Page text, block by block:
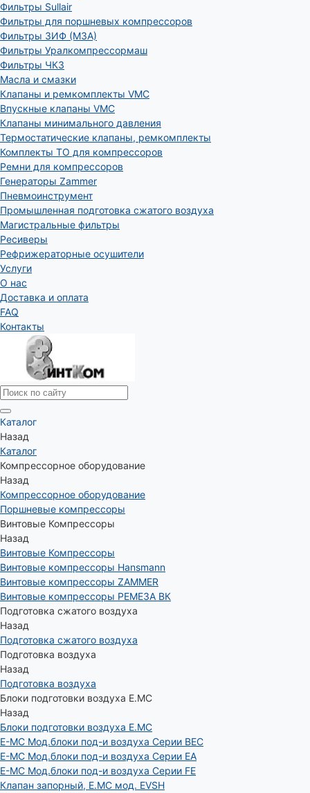
Фильтры Sullair
Фильтры для поршневых компрессоров
Фильтры ЗИФ (МЗА)
Фильтры Уралкомпрессормаш
Фильтры ЧКЗ
Масла и смазки
Клапаны и ремкомплекты VMC
Впускные клапаны VMC
Клапаны минимального давления
Термостатические клапаны, ремкомплекты
Комплекты ТО для компрессоров
Ремни для компрессоров
Генераторы Zammer
Пневмоинструмент
Промышленная подготовка сжатого воздуха
Магистральные фильтры
Ресиверы
Рефрижераторные осушители
Услуги
О нас
Доставка и оплата
FAQ
Контакты
Каталог
Назад
Каталог
Компрессорное оборудование
Назад
Компрессорное оборудование
Поршневые компрессоры
Винтовые Компрессоры
Назад
Винтовые Компрессоры
Винтовые компрессоры Hansmann
Винтовые компрессоры ZAMMER
Винтовые компрессоры РЕМЕЗА ВК
Подготовка сжатого воздуха
Назад
Подготовка сжатого воздуха
Подготовка воздуха
Назад
Подготовка воздуха
Блоки подготовки воздуха E.MC
Назад
Блоки подготовки воздуха E.MC
E-MC Мод.блоки под-и воздуха Серии BEC
E-MC Мод.блоки под-и воздуха Серии EA
E-MC Мод.блоки под-и воздуха Серии FE
Клапан запорный, E.MC мод. EVSH